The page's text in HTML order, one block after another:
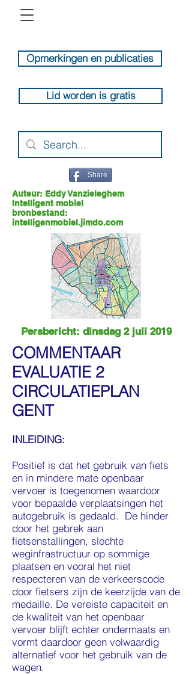
Opmerkingen en publicaties
Lid worden is gratis
Share
Auteur: Eddy Vanzieleghem
Intelligent mobiel
bronbestand:
intelligenmobiel.jimdo.com
Persbericht: dinsdag 2 juli 2019
COMMENTAAR
EVALUATIE 2
CIRCULATIEPLAN
GENT
INLEIDING:
Positief is dat het gebruik van fiets
en in mindere mate openbaar
vervoer is toegenomen waardoor
voor bepaalde verplaatsingen het
autogebruik is gedaald. De hinder
door het gebrek aan
fietsenstallingen, slechte
weginfrastructuur op sommige
plaatsen en vooral het niet
respecteren van de verkeerscode
door fietsers zijn de keerzijde van de
medaille. De vereiste capaciteit en
de kwaliteit van het openbaar
vervoer blijft echter ondermaats en
vormt daardoor geen volwaardig
alternatief voor het gebruik van de
wagen.